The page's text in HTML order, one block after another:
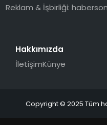
Reklam & İşbirliği:
Hakkımızda
İletişimKünye
Copyright © 2025 Tüm